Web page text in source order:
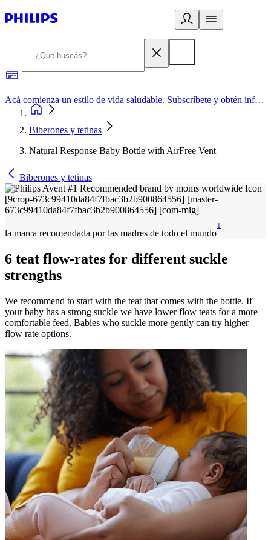
Acá comienza un estilo de vida saludable. Subscríbete y obtén información de primera mano
Biberones y tetinas
Natural Response Baby Bottle with AirFree Vent
Biberones y tetinas
la marca recomendada por las madres de todo el mundo
1
6 teat flow-rates for different suckle
strengths
We recommend to start with the teat that comes with the bottle. If
your baby has a strong suckle we have lower flow teats for a more
comfortable feed. Babies who suckle more gently can try higher
flow rate options.